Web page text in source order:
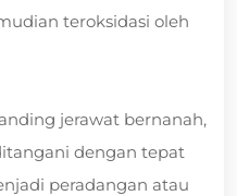
teroksidasi oleh
jerawat bernanah,
dengan tepat
peradangan atau